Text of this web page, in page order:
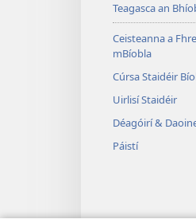
Teagasca an
Ceisteanna a
mBíobla
Cúrsa Staidéir
Uirlisí Staidéir
Déagóirí &
Páistí